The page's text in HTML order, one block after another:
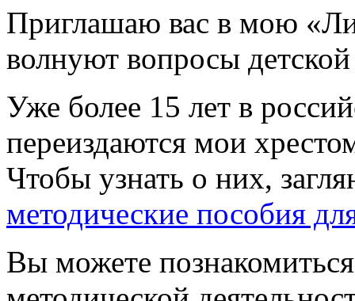
Приглашаю вас в мою
волнуют вопросы
Уже более 15 лет в
переиздаются мои
Чтобы узнать о них,
методические пособия
Вы можете